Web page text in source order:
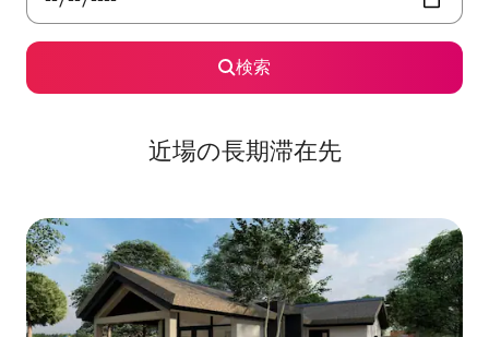
検索
近場の長期滞在先